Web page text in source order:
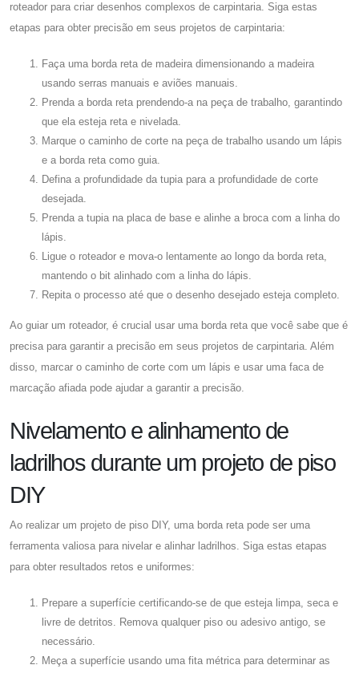
roteador para criar desenhos complexos de carpintaria. Siga estas
etapas para obter precisão em seus projetos de carpintaria:
Faça uma borda reta de madeira dimensionando a madeira
usando serras manuais e aviões manuais.
Prenda a borda reta prendendo-a na peça de trabalho, garantindo
que ela esteja reta e nivelada.
Marque o caminho de corte na peça de trabalho usando um lápis
e a borda reta como guia.
Defina a profundidade da tupia para a profundidade de corte
desejada.
Prenda a tupia na placa de base e alinhe a broca com a linha do
lápis.
Ligue o roteador e mova-o lentamente ao longo da borda reta,
mantendo o bit alinhado com a linha do lápis.
Repita o processo até que o desenho desejado esteja completo.
Ao guiar um roteador, é crucial usar uma borda reta que você sabe que é
precisa para garantir a precisão em seus projetos de carpintaria. Além
disso, marcar o caminho de corte com um lápis e usar uma faca de
marcação afiada pode ajudar a garantir a precisão.
Nivelamento e alinhamento de
ladrilhos durante um projeto de piso
DIY
Ao realizar um projeto de piso DIY, uma borda reta pode ser uma
ferramenta valiosa para nivelar e alinhar ladrilhos. Siga estas etapas
para obter resultados retos e uniformes:
Prepare a superfície certificando-se de que esteja limpa, seca e
livre de detritos. Remova qualquer piso ou adesivo antigo, se
necessário.
Meça a superfície usando uma fita métrica para determinar as